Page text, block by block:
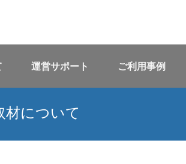
運営サポート ご利用事例
材について